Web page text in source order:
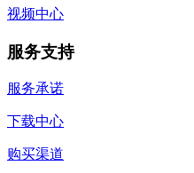
视频中心
服务支持
服务承诺
下载中心
购买渠道